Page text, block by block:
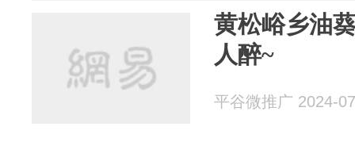
黄松峪乡油
人醉~
平谷微推广 2024-